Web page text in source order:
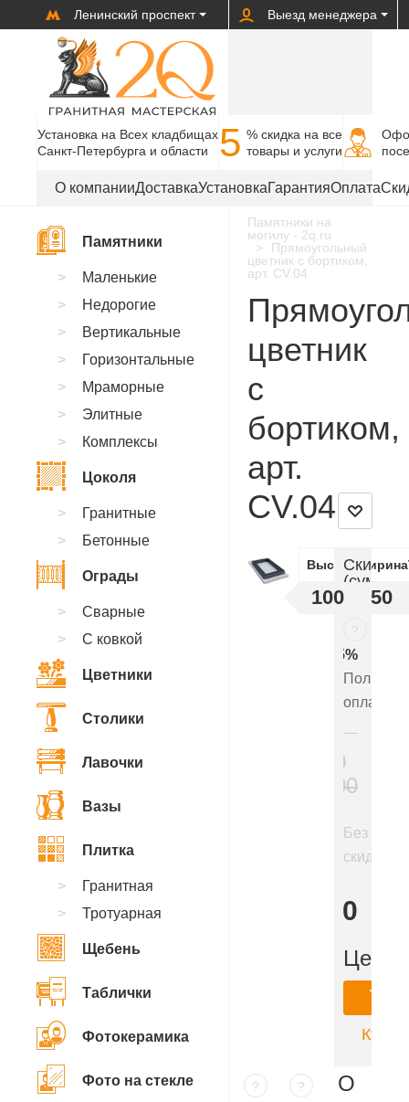
Ленинский проспект Выезд менеджера
Установка на Всех кладбищах
Санкт-Петербурга и области
5 % cкидка на все
товары и услуги
О компанииДоставкаУстановкаГарантияОплата
Памятники на
могилу - 2q.ru
Прямоугольный
цветник с бортиком,
арт. CV.04
цветник
с
бортиком,
арт.
CV.04
ВысотаШирина
100 50
Скидки
:
?
5%
Полная
оплата
10
000
Без
скидки
500
Цена:
? ?
О
Памятники
Маленькие
Недорогие
Вертикальные
Горизонтальные
Мраморные
Элитные
Комплексы
Цоколя
Гранитные
Бетонные
Ограды
Сварные
С ковкой
Цветники
Столики
Лавочки
Вазы
Плитка
Гранитная
Тротуарная
Щебень
Таблички
Фотокерамика
Фото на стекле